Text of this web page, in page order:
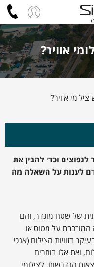
אוויר?
אוויר?
לנפוצים וכדי להבין את
לענות על השאלה מה
של שטח מוגדר, והם
על מטוס או
בזוויות הצילום (אנכי
ואת אלו בוחרים
הנדרשות. לצילומי